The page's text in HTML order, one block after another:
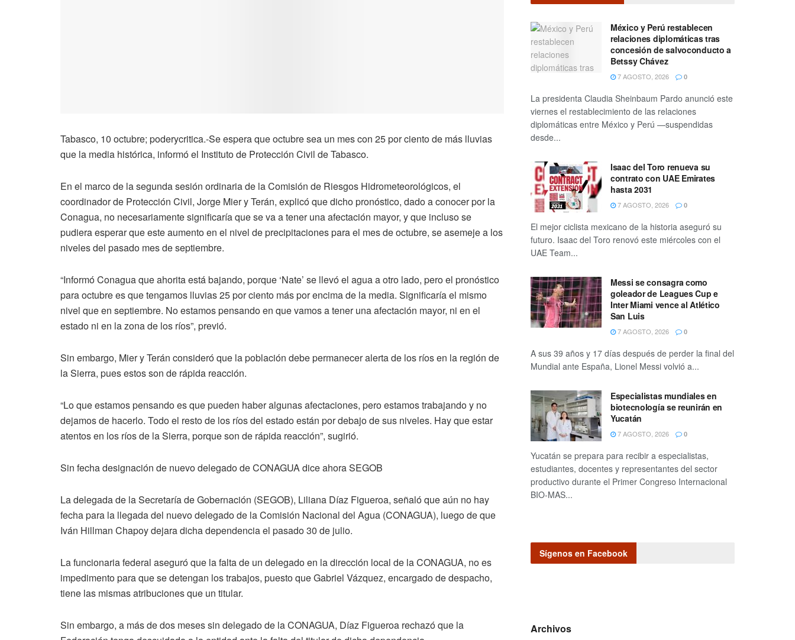
Tabasco, 10 octubre; poderycritica.-Se espera que octubre sea un mes con 25 por ciento de más lluvias
que la media histórica, informó el Instituto de Protección Civil de Tabasco.
En el marco de la segunda sesión ordinaria de la Comisión de Riesgos Hidrometeorológicos, el
coordinador de Protección Civil, Jorge Mier y Terán, explicó que dicho pronóstico, dado a conocer por la
Conagua, no necesariamente significaría que se va a tener una afectación mayor, y que incluso se
pudiera esperar que este aumento en el nivel de precipitaciones para el mes de octubre, se asemeje a los
niveles del pasado mes de septiembre.
“Informó Conagua que ahorita está bajando, porque ‘Nate’ se llevó el agua a otro lado, pero el pronóstico
para octubre es que tengamos lluvias 25 por ciento más por encima de la media. Significaría el mismo
nivel que en septiembre. No estamos pensando en que vamos a tener una afectación mayor, ni en el
estado ni en la zona de los ríos”, previó.
Sin embargo, Mier y Terán consideró que la población debe permanecer alerta de los ríos en la región de
la Sierra, pues estos son de rápida reacción.
“Lo que estamos pensando es que pueden haber algunas afectaciones, pero estamos trabajando y no
dejamos de hacerlo. Todo el resto de los ríos del estado están por debajo de sus niveles. Hay que estar
atentos en los ríos de la Sierra, porque son de rápida reacción”, sugirió.
Sin fecha designación de nuevo delegado de CONAGUA dice ahora SEGOB
La delegada de la Secretaría de Gobernación (SEGOB), Liliana Díaz Figueroa, señaló que aún no hay
fecha para la llegada del nuevo delegado de la Comisión Nacional del Agua (CONAGUA), luego de que
Iván Hillman Chapoy dejara dicha dependencia el pasado 30 de julio.
La funcionaria federal aseguró que la falta de un delegado en la dirección local de la CONAGUA, no es
impedimento para que se detengan los trabajos, puesto que Gabriel Vázquez, encargado de despacho,
tiene las mismas atribuciones que un titular.
Sin embargo, a más de dos meses sin delegado de la CONAGUA, Díaz Figueroa rechazó que la
México y Perú restablecen
relaciones diplomáticas tras
concesión de salvoconducto a
Betssy Chávez
7 AGOSTO, 2026 0
La presidenta Claudia Sheinbaum Pardo anunció este
viernes el restablecimiento de las relaciones
diplomáticas entre México y Perú —suspendidas
desde...
Isaac del Toro renueva su
contrato con UAE Emirates
hasta 2031
7 AGOSTO, 2026 0
El mejor ciclista mexicano de la historia aseguró su
futuro. Isaac del Toro renovó este miércoles con el
UAE Team...
Messi se consagra como
goleador de Leagues Cup e
Inter Miami vence al Atlético
San Luis
7 AGOSTO, 2026 0
A sus 39 años y 17 días después de perder la final del
Mundial ante España, Lionel Messi volvió a...
Especialistas mundiales en
biotecnología se reunirán en
Yucatán
7 AGOSTO, 2026 0
Yucatán se prepara para recibir a especialistas,
estudiantes, docentes y representantes del sector
productivo durante el Primer Congreso Internacional
BIO-MAS...
Sígenos en Facebook
Archivos